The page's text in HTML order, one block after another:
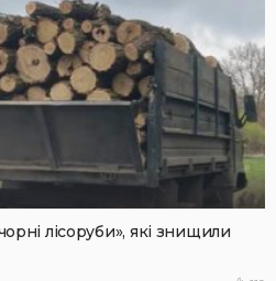
лісоруби», які знищили